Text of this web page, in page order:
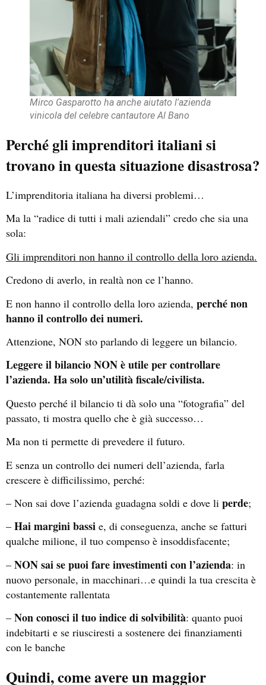
Mirco Gasparotto ha anche aiutato l'azienda
vinicola del celebre cantautore Al Bano
Perché gli imprenditori italiani si
trovano in questa situazione disastrosa?
L’imprenditoria italiana ha diversi problemi…
Ma la “radice di tutti i mali aziendali” credo che sia una
sola:
Gli imprenditori non hanno il controllo della loro azienda.
Credono di averlo, in realtà non ce l’hanno.
E non hanno il controllo della loro azienda, perché non
hanno il controllo dei numeri.
Attenzione, NON sto parlando di leggere un bilancio.
Leggere il bilancio NON è utile per controllare
l’azienda. Ha solo un’utilità fiscale/civilista.
Questo perché il bilancio ti dà solo una “fotografia” del
passato, ti mostra quello che è già successo…
Ma non ti permette di prevedere il futuro.
E senza un controllo dei numeri dell’azienda, farla
crescere è difficilissimo, perché:
– Non sai dove l’azienda guadagna soldi e dove li perde;
– Hai margini bassi e, di conseguenza, anche se fatturi
qualche milione, il tuo compenso è insoddisfacente;
– NON sai se puoi fare investimenti con l’azienda: in
nuovo personale, in macchinari…e quindi la tua crescita è
costantemente rallentata
– Non conosci il tuo indice di solvibilità: quanto puoi
indebitarti e se riusciresti a sostenere dei finanziamenti
con le banche
Quindi, come avere un maggior